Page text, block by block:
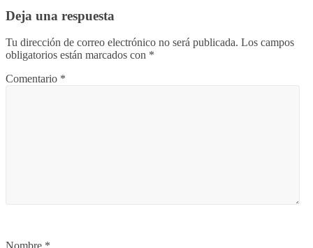
Deja una respuesta
Tu dirección de correo electrónico no será publicada. Los campos
obligatorios están marcados con *
Comentario *
Nombre *